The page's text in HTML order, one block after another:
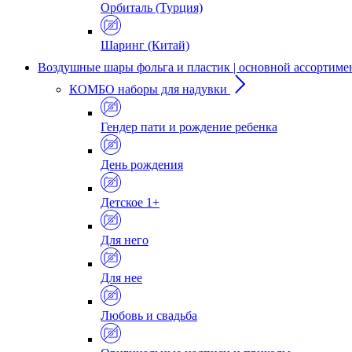
Орбиталь (Турция)
Шаринг (Китай)
Воздушные шары фольга и пластик | основной
КОМБО наборы для надувки
Гендер пати и рождение ребенка
День рождения
Детское 1+
Для него
Для нее
Любовь и свадьба